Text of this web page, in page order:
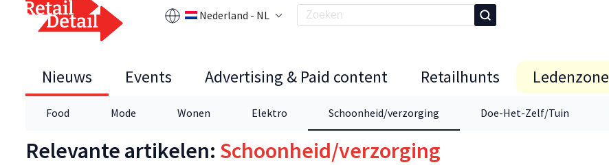
Nederland - NL
Nieuws
Food Mode Wonen Elektro Schoonheid/verzorging Doe-Het-Zelf/Tuin
Events Advertising & Paid content Retailhunts Ledenzone
Relevante artikelen: Schoonheid/verzorging